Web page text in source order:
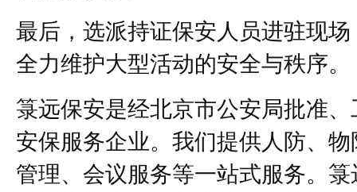
最后，选派持证保安人员进驻现
全力维护大型活动的安全与秩序。
箓远保安是经北京市公安局批准
安保服务企业。我们提供人防、
管理、会议服务等一站式服务。